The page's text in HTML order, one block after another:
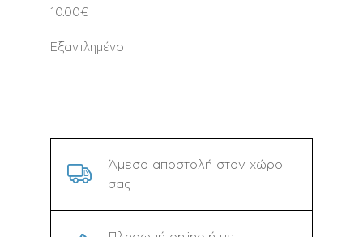
10.00€
Εξαντλημένο
Άμεσα αποστολή στον χώρο
σας